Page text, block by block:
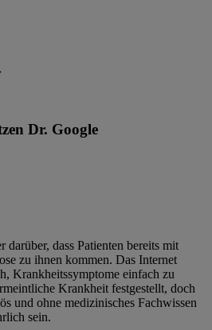
Dr. Google
dass Patienten bereits mit
zu ihnen kommen. Das Internet
Krankheitssymptome einfach zu
Krankheit festgestellt, doch
und ohne medizinisches Fachwissen
sein.